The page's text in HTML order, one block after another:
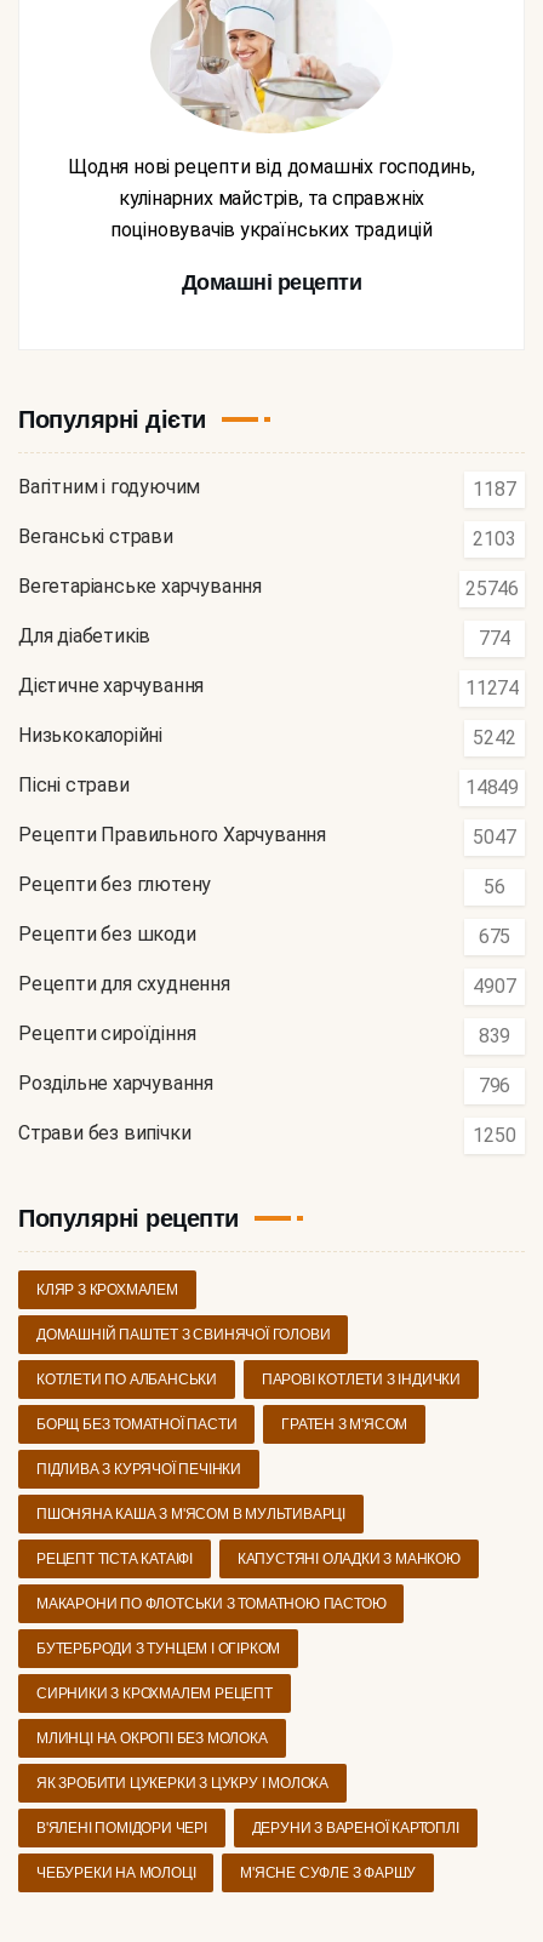
Щодня нові рецепти від домашніх господинь,
кулінарних майстрів, та справжніх
поціновувачів українських традицій
Домашні рецепти
Популярні дієти
Вагітним і годуючим 1187
Веганські страви 2103
Вегетаріанське харчування 25746
Для діабетиків 774
Дієтичне харчування 11274
Низькокалорійні 5242
Пісні страви 14849
Рецепти Правильного Харчування 5047
Рецепти без глютену 56
Рецепти без шкоди 675
Рецепти для схуднення 4907
Рецепти сироїдіння 839
Роздільне харчування 796
Страви без випічки 1250
Популярні рецепти
КЛЯР З КРОХМАЛЕМ
ДОМАШНІЙ ПАШТЕТ З СВИНЯЧОЇ ГОЛОВИ
КОТЛЕТИ ПО АЛБАНСЬКИ ПАРОВІ КОТЛЕТИ З ІНДИЧКИ
БОРЩ БЕЗ ТОМАТНОЇ ПАСТИ ГРАТЕН З М'ЯСОМ
ПІДЛИВА З КУРЯЧОЇ ПЕЧІНКИ
ПШОНЯНА КАША З М'ЯСОМ В МУЛЬТИВАРЦІ
РЕЦЕПТ ТІСТА КАТАІФІ КАПУСТЯНІ ОЛАДКИ З МАНКОЮ
МАКАРОНИ ПО ФЛОТСЬКИ З ТОМАТНОЮ ПАСТОЮ
БУТЕРБРОДИ З ТУНЦЕМ І ОГІРКОМ
СИРНИКИ З КРОХМАЛЕМ РЕЦЕПТ
МЛИНЦІ НА ОКРОПІ БЕЗ МОЛОКА
ЯК ЗРОБИТИ ЦУКЕРКИ З ЦУКРУ І МОЛОКА
В'ЯЛЕНІ ПОМІДОРИ ЧЕРІ ДЕРУНИ З ВАРЕНОЇ КАРТОПЛІ
ЧЕБУРЕКИ НА МОЛОЦІ М'ЯСНЕ СУФЛЕ З ФАРШУ